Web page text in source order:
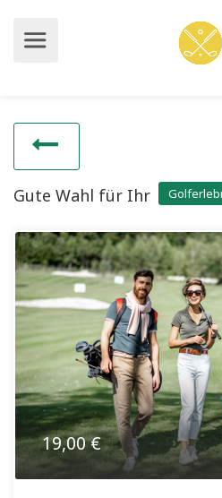
Gute Wahl für Ihr
19,00 €